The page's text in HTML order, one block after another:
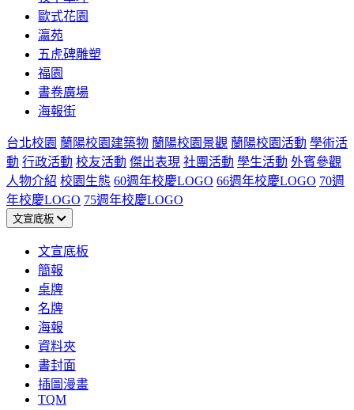
歐式花園
瀛苑
五虎碑雕塑
福園
書卷廣場
海報街
台北校園 蘭陽校園建築物 蘭陽校園景觀 蘭陽校園活動 學術活
動 行政活動 校友活動 傑出表現 社團活動 學生活動 外賓參觀
人物介紹 校園生態 60週年校慶LOGO 66週年校慶LOGO 70週
年校慶LOGO 75週年校慶LOGO
文宣底板
文宣底板
簡報
桌牌
名牌
海報
資料夾
書封面
插圖漫畫
TQM